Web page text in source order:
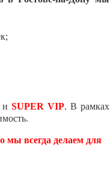
иSUPER VIP. В рамках
мы всегда делаем для